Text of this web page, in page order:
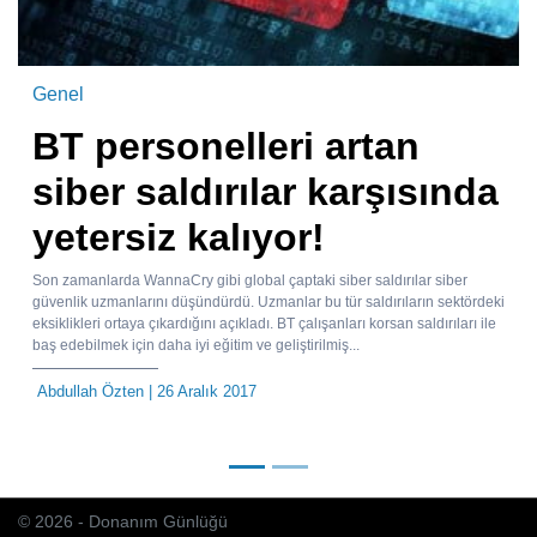
Genel
BT personelleri artan
siber saldırılar karşısında
yetersiz kalıyor!
Son zamanlarda WannaCry gibi global çaptaki siber saldırılar siber
güvenlik uzmanlarını düşündürdü. Uzmanlar bu tür saldırıların sektördeki
eksiklikleri ortaya çıkardığını açıkladı. BT çalışanları korsan saldırıları ile
baş edebilmek için daha iyi eğitim ve geliştirilmiş...
Abdullah Özten | 26 Aralık 2017
© 2026 - Donanım Günlüğü